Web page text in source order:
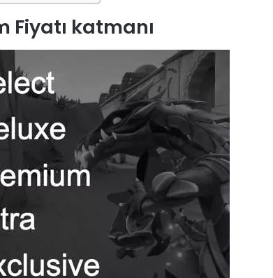
Fiyatı katmanı